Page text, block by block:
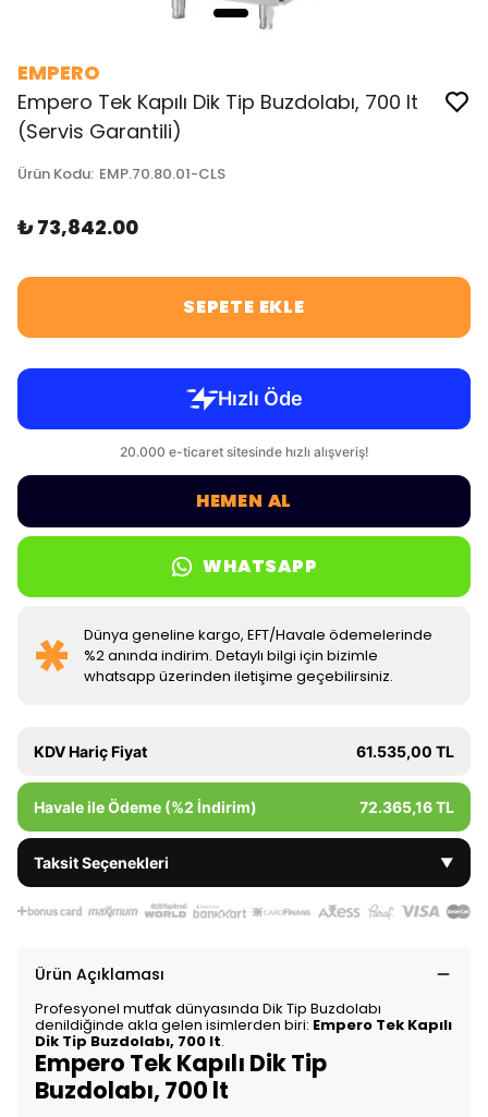
EMPERO
Empero Tek Kapılı Dik Tip Buzdolabı, 700 lt
(Servis Garantili)
Ürün Kodu: EMP.70.80.01-CLS
₺ 73,842.00
SEPETE EKLE
HEMEN AL
WHATSAPP
Dünya geneline kargo, EFT/Havale ödemelerinde
%2 anında indirim. Detaylı bilgi için bizimle
whatsapp üzerinden iletişime geçebilirsiniz.
KDV Hariç Fiyat 61.535,00 TL
Havale ile Ödeme (%2 İndirim) 72.365,16 TL
Taksit Seçenekleri ▼
Ürün Açıklaması
Profesyonel mutfak dünyasında Dik Tip Buzdolabı
denildiğinde akla gelen isimlerden biri: Empero Tek Kapılı
Dik Tip Buzdolabı, 700 lt.
Empero Tek Kapılı Dik Tip
Buzdolabı, 700 lt